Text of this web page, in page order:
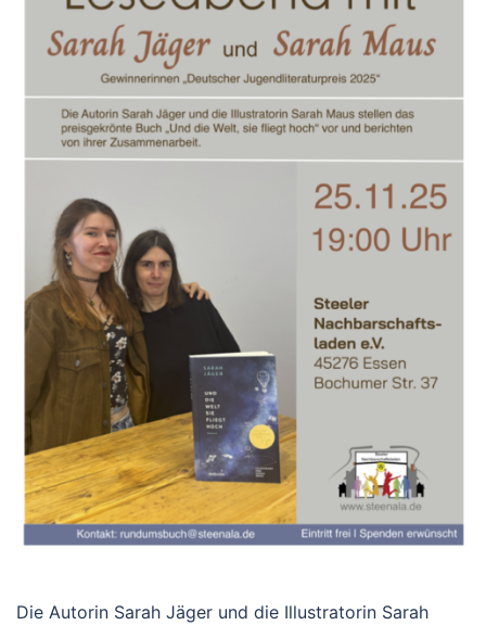
Die Autorin Sarah Jäger und die Illustratorin Sarah